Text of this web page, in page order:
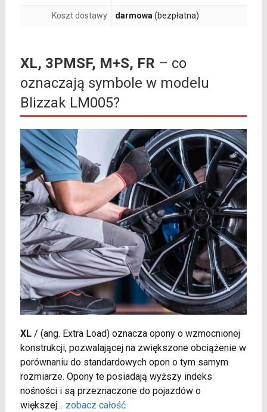
Koszt dostawy darmowa (bezpłatna)
XL, 3PMSF, M+S, FR – co
oznaczają symbole w modelu
Blizzak LM005?
XL/ (ang. Extra Load) oznacza opony o wzmocnionej
konstrukcji, pozwalającej na zwiększone obciążenie w
porównaniu do standardowych opon o tym samym
rozmiarze. Opony te posiadają wyższy indeks
nośności i są przeznaczone do pojazdów o
większej... zobacz całość